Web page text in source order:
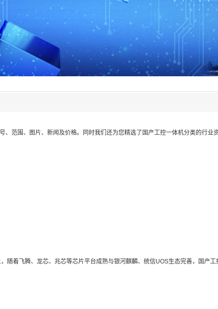
、范围、图片、新闻及价格。同时我们还为您精选了 国产工控一体机分类的行业
着飞腾、龙芯、兆芯等芯片平台成熟与银河麒麟、统信UOS生态完善，国产工